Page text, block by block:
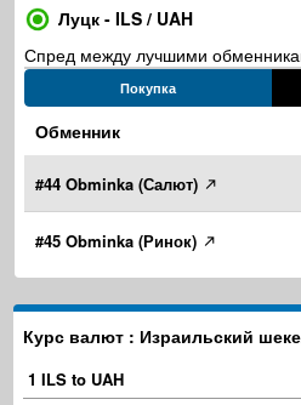
Луцк - ILS / UAH
Спред между лучшими
Покупка
Обменник
#44 Obminka (Салют)
#45 Obminka (Ринок)
Курс валют : Израильский
1 ILS to UAH